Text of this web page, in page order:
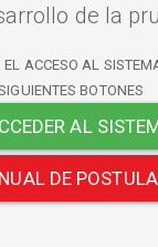
de la
ACCESO AL
BOTONES
AL
DE